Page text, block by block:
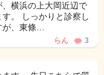
横浜の上大岡近辺で
。 しっかりと診察し
、東條…
らん 3